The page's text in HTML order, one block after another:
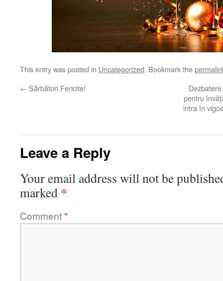
This entry was posted in Uncategorized. Bookmark the
← Sărbători Fericite!
pentru
intra în
Leave a Reply
Your email address will not be
marked *
Comment*